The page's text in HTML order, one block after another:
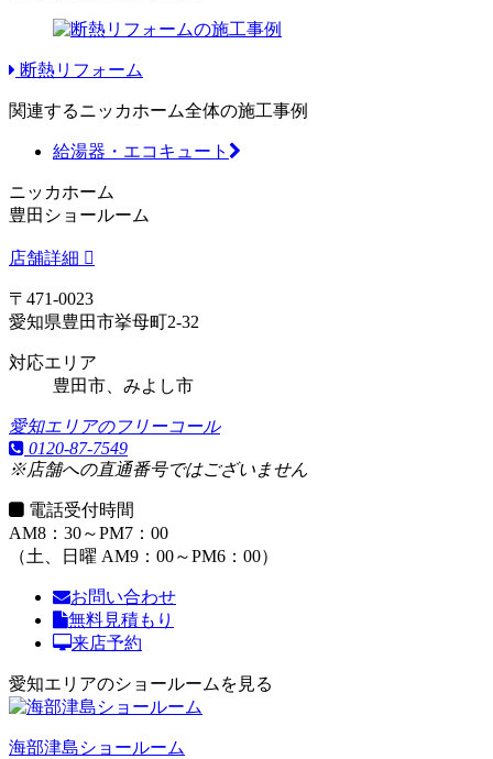
断熱リフォーム
関連するニッカホーム全体の施工事例
給湯器・エコキュート
ニッカホーム
豊田ショールーム
店舗詳細
〒471-0023
愛知県豊田市挙母町2-32
対応エリア
豊田市、みよし市
愛知エリアのフリーコール
0120-87-7549
※店舗への直通番号ではございません
電話受付時間
AM8：30～PM7：00
（土、日曜 AM9：00～PM6：00）
お問い合わせ
無料見積もり
来店予約
愛知エリアのショールームを見る
海部津島ショールーム